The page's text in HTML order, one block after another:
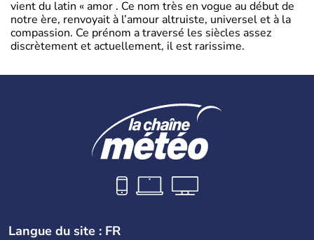
vient du latin « amor . Ce nom très en vogue au début de
notre ère, renvoyait à l’amour altruiste, universel et à la
compassion. Ce prénom a traversé les siècles assez
discrètement et actuellement, il est rarissime.
Langue du site : FR